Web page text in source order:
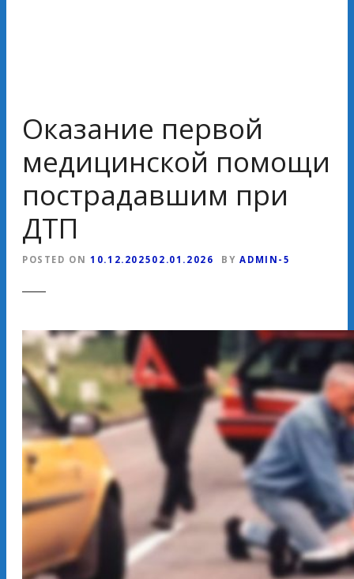
Оказание первой
медицинской помощи
пострадавшим при
ДТП
POSTED ON 10.12.2025 02.01.2026 BY ADMIN-5